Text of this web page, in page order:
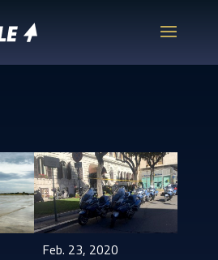
Feb. 23, 2020